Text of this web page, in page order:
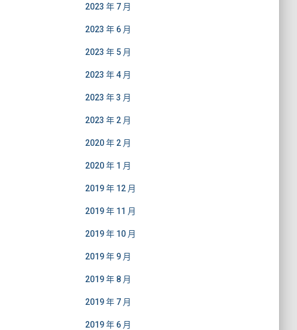
2023 年 7 月
2023 年 6 月
2023 年 5 月
2023 年 4 月
2023 年 3 月
2023 年 2 月
2020 年 2 月
2020 年 1 月
2019 年 12 月
2019 年 11 月
2019 年 10 月
2019 年 9 月
2019 年 8 月
2019 年 7 月
2019 年 6 月